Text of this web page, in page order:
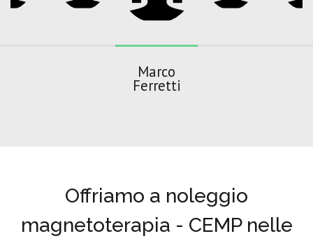
Marco
Ferretti
Offriamo a noleggio
magnetoterapia - CEMP nelle